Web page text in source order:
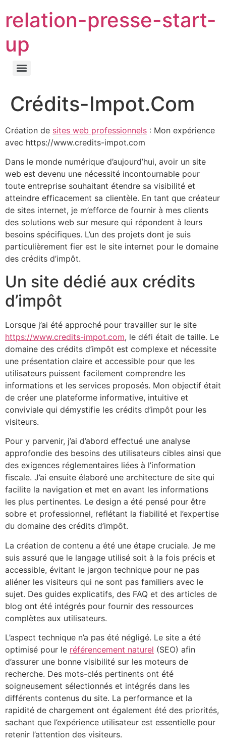
relation-presse-start-
up
Crédits-Impot.Com
Création de sites web professionnels : Mon expérience
avec https://www.credits-impot.com
Dans le monde numérique d’aujourd’hui, avoir un site
web est devenu une nécessité incontournable pour
toute entreprise souhaitant étendre sa visibilité et
atteindre efficacement sa clientèle. En tant que créateur
de sites internet, je m’efforce de fournir à mes clients
des solutions web sur mesure qui répondent à leurs
besoins spécifiques. L’un des projets dont je suis
particulièrement fier est le site internet pour le domaine
des crédits d’impôt.
Un site dédié aux crédits
d’impôt
Lorsque j’ai été approché pour travailler sur le site
https://www.credits-impot.com, le défi était de taille. Le
domaine des crédits d’impôt est complexe et nécessite
une présentation claire et accessible pour que les
utilisateurs puissent facilement comprendre les
informations et les services proposés. Mon objectif était
de créer une plateforme informative, intuitive et
conviviale qui démystifie les crédits d’impôt pour les
visiteurs.
Pour y parvenir, j’ai d’abord effectué une analyse
approfondie des besoins des utilisateurs cibles ainsi que
des exigences réglementaires liées à l’information
fiscale. J’ai ensuite élaboré une architecture de site qui
facilite la navigation et met en avant les informations
les plus pertinentes. Le design a été pensé pour être
sobre et professionnel, reflétant la fiabilité et l’expertise
du domaine des crédits d’impôt.
La création de contenu a été une étape cruciale. Je me
suis assuré que le langage utilisé soit à la fois précis et
accessible, évitant le jargon technique pour ne pas
aliéner les visiteurs qui ne sont pas familiers avec le
sujet. Des guides explicatifs, des FAQ et des articles de
blog ont été intégrés pour fournir des ressources
complètes aux utilisateurs.
L’aspect technique n’a pas été négligé. Le site a été
optimisé pour le référencement naturel (SEO) afin
d’assurer une bonne visibilité sur les moteurs de
recherche. Des mots-clés pertinents ont été
soigneusement sélectionnés et intégrés dans les
différents contenus du site. La performance et la
rapidité de chargement ont également été des priorités,
sachant que l’expérience utilisateur est essentielle pour
retenir l’attention des visiteurs.